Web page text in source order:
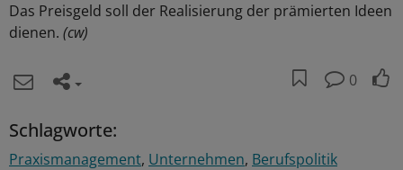
Das Preisgeld soll der Realisierung der prämierten Ideen
dienen. (cw)
0
Schlagworte:
Praxismanagement Unternehmen Berufspolitik